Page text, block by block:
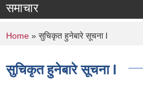
समाचार
You are here
Home » सुचिकृत हुनेबारे सूचना l
सुचिकृत हुनेबारे सूचना l